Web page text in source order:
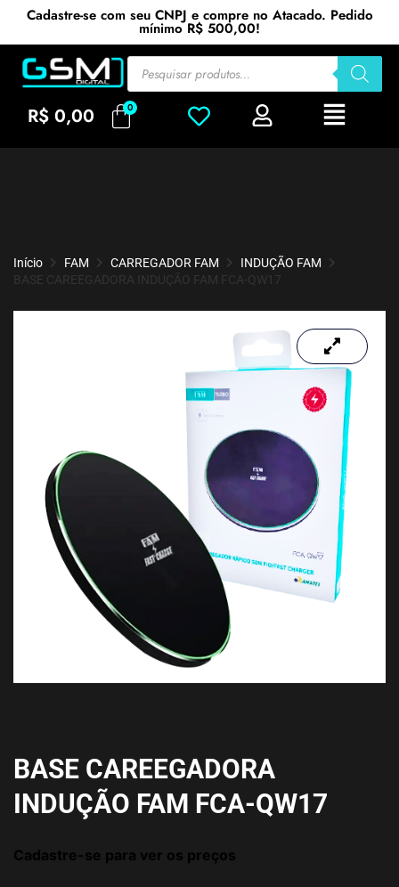
Cadastre-se com seu CNPJ e compre no Atacado. Pedido
mínimo R$ 500,00!
R$ 0,00
Início FAM CARREGADOR FAM
INDUÇÃO FAM
BASE CAREEGADORA INDUÇÃO FAM FCA-QW17
BASE CAREEGADORA
INDUÇÃO FAM FCA-QW17
Cadastre-se para ver os preços